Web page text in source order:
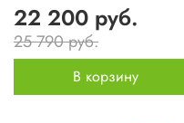
22 200 руб.
25 790 руб.
В корзину